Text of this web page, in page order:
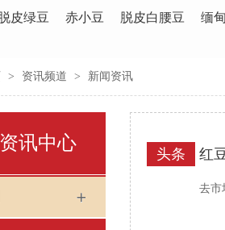
脱皮绿豆 赤小豆 脱皮白腰豆 缅
> 资讯频道 > 新闻资讯
讯中心
红
头条
去市